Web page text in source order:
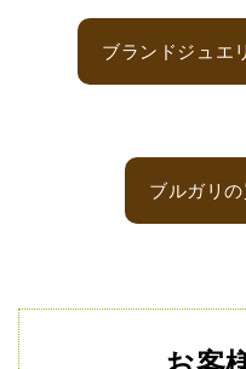
ブランドジュエ
ブルガリ